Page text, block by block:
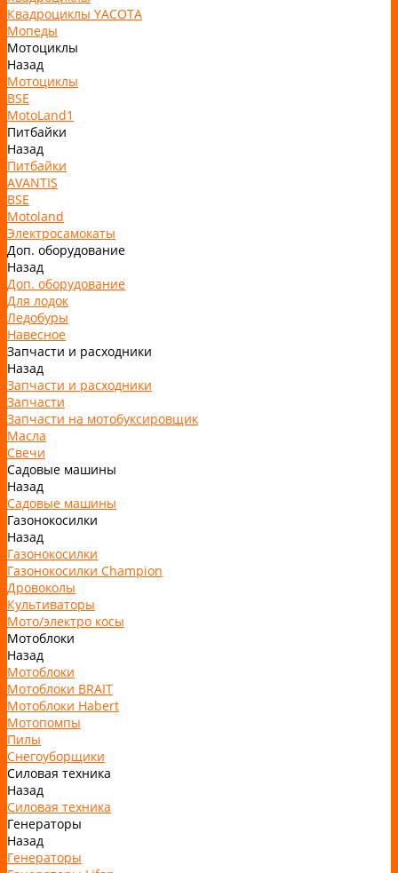
Квадроциклы YACOTA
Мопеды
Мотоциклы
Назад
Мотоциклы
BSE
MotoLand1
Питбайки
Назад
Питбайки
AVANTIS
BSE
Motoland
Электросамокаты
Доп. оборудование
Назад
Доп. оборудование
Для лодок
Ледобуры
Навесное
Запчасти и расходники
Назад
Запчасти и расходники
Запчасти
Запчасти на мотобуксировщик
Масла
Свечи
Садовые машины
Назад
Садовые машины
Газонокосилки
Назад
Газонокосилки
Газонокосилки Champion
Дровоколы
Культиваторы
Мото/электро косы
Мотоблоки
Назад
Мотоблоки
Мотоблоки BRAIT
Мотоблоки Habert
Мотопомпы
Пилы
Снегоуборщики
Силовая техника
Назад
Силовая техника
Генераторы
Назад
Генераторы